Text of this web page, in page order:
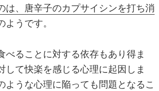
は、唐辛子のカプサイシンを打ち消
ようです。
ることに対する依存もあり得ま
て快楽を感じる心理に起因しま
うな心理に陥っても問題となるこ